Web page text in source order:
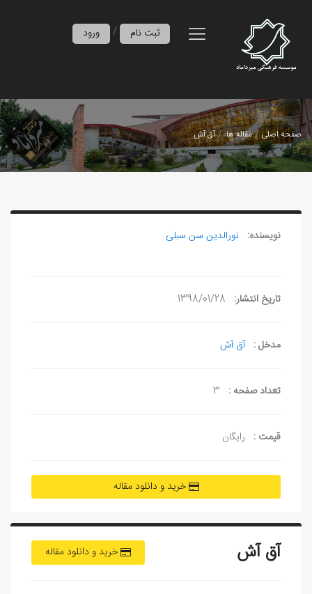
ورود / ثبت نام
صفحه اصلی مقاله ها آق آش
نویسنده: نورالدین سن‏ سبلی
تاریخ انتشار: 1398/01/28
مدخل : آق آش
تعداد صفحه : 3
قیمت : رایگان
خرید و دانلود مقاله
خرید و دانلود مقاله آق آش